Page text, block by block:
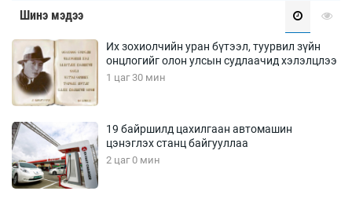
Шинэ мэдээ
Их зохиолчийн уран бүтээл, туурвил зүйн
онцлогийг олон улсын судлаачид хэлэлцлээ
1 цаг 30 мин
19 байршилд цахилгаан автомашин
цэнэглэх станц байгууллаа
2 цаг 0 мин